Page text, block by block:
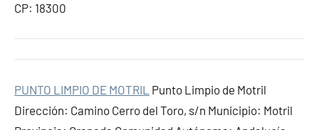
CP: 18300
PUNTO LIMPIO DE MOTRIL Punto Limpio de Motril
Dirección: Camino Cerro del Toro, s/n Municipio: Motril